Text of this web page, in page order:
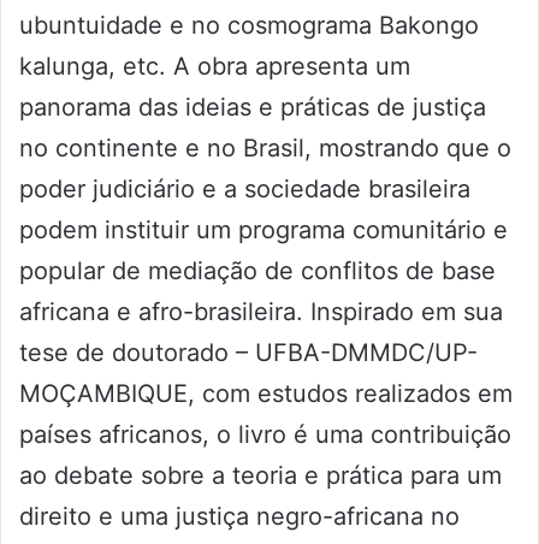
ubuntuidade e no cosmograma Bakongo
kalunga, etc. A obra apresenta um
panorama das ideias e práticas de justiça
no continente e no Brasil, mostrando que o
poder judiciário e a sociedade brasileira
podem instituir um programa comunitário e
popular de mediação de conflitos de base
africana e afro-brasileira. Inspirado em sua
tese de doutorado – UFBA-DMMDC/UP-
MOÇAMBIQUE, com estudos realizados em
países africanos, o livro é uma contribuição
ao debate sobre a teoria e prática para um
direito e uma justiça negro-africana no